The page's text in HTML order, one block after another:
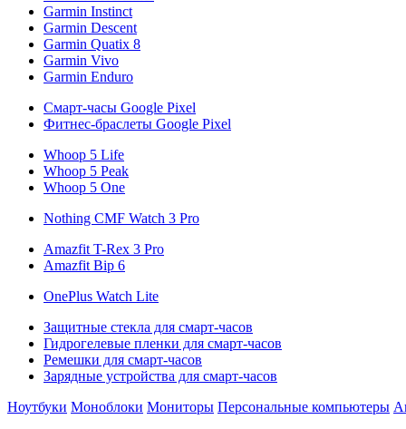
Garmin Instinct
Garmin Descent
Garmin Quatix 8
Garmin Vivo
Garmin Enduro
Смарт-часы Google Pixel
Фитнес-браслеты Google Pixel
Whoop 5 Life
Whoop 5 Peak
Whoop 5 One
Nothing CMF Watch 3 Pro
Amazfit T-Rex 3 Pro
Amazfit Bip 6
OnePlus Watch Lite
Защитные стекла для смарт-часов
Гидрогелевые пленки для смарт-часов
Ремешки для смарт-часов
Зарядные устройства для смарт-часов
Ноутбуки Моноблоки Мониторы Персональные компьютеры